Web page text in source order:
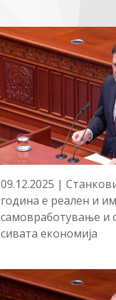
09.12.2025 |
година е реален и
самовработување и
сивата економија